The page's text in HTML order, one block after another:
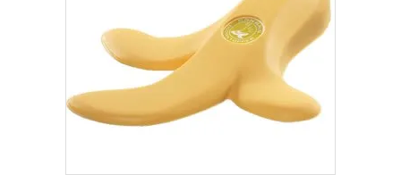
カテゴリーから探す
ブランド